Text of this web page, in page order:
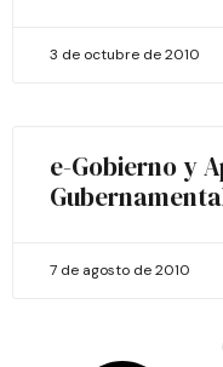
3 de octubre de 2010
e-Gobierno y
7 de agosto de 2010